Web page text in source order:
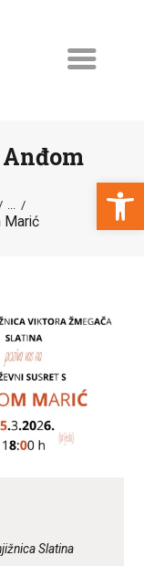
Open toolbar
...
Marić
Slatina